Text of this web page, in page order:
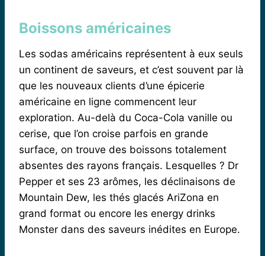
Boissons américaines
Les sodas américains représentent à eux seuls
un continent de saveurs, et c’est souvent par là
que les nouveaux clients d’une épicerie
américaine en ligne commencent leur
exploration. Au-delà du Coca-Cola vanille ou
cerise, que l’on croise parfois en grande
surface, on trouve des boissons totalement
absentes des rayons français. Lesquelles ? Dr
Pepper et ses 23 arômes, les déclinaisons de
Mountain Dew, les thés glacés AriZona en
grand format ou encore les energy drinks
Monster dans des saveurs inédites en Europe.